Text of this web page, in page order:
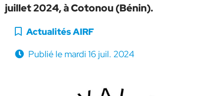
juillet 2024, à Cotonou (Bénin).
Catégorie :
Actualités AIRF
Publié le mardi 16 juil. 2024